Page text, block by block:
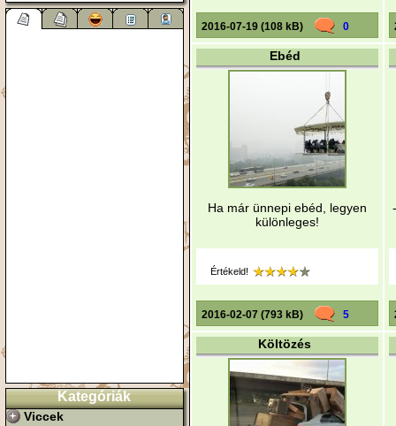
Kategóriák
Viccek
2016-07-19 (108 kB) 0
Ebéd
Ha már ünnepi ebéd, legyen
különleges!
Értékeld!
2016-02-07 (793 kB) 5
Költözés